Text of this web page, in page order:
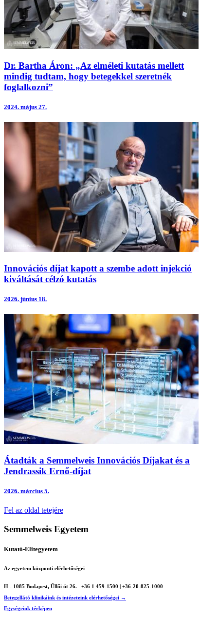
Dr. Bartha Áron: „Az elméleti kutatás mellett
mindig tudtam, hogy betegekkel szeretnék
foglalkozni”
2024. május 27.
Innovációs díjat kapott a szembe adott injekció
kiváltását célzó kutatás
2026. június 18.
Átadták a Semmelweis Innovációs Díjakat és a
Jendrassik Ernő-díjat
2026. március 5.
Fel az oldal tetejére
Semmelweis Egyetem
Kutató-Elitegyetem
Az egyetem központi elérhetőségei
H - 1085 Budapest, Üllői út 26.
+36 1 459-1500 | +36-20-825-1000
Betegellátó klinikáink és intézeteink elérhetőségei →
Egységeink térképen